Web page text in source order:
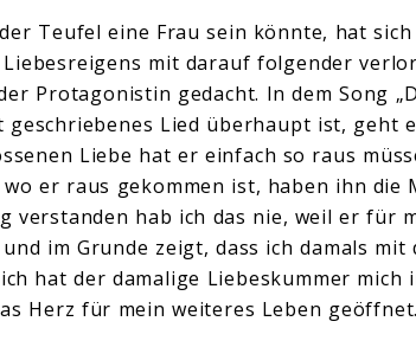
Teufel eine Frau sein könnte, hat
mit darauf folgender
Protagonistin gedacht. In dem Song
geschriebenes Lied überhaupt ist, geht
Liebe hat er einfach so raus
wo er raus gekommen ist, haben ihn
verstanden hab ich das nie, weil er für
im Grunde zeigt, dass ich damals
hat der damalige Liebeskummer
Herz für mein weiteres Leben